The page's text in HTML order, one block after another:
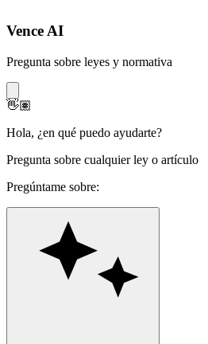
Vence AI
Pregunta sobre leyes y normativa
👋🏽
Hola, ¿en qué puedo ayudarte?
Pregunta sobre cualquier ley o artículo
Pregúntame sobre: